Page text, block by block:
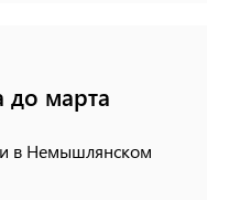
до марта
в Немышлянском